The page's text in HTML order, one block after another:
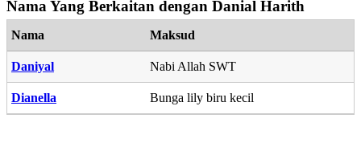
Nama Yang Berkaitan dengan Danial Harith
Nama Maksud
Daniyal Nabi Allah SWT
Dianella Bunga lily biru kecil